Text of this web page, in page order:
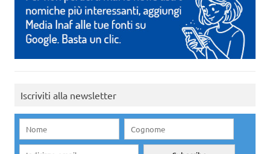
Iscriviti alla newsletter